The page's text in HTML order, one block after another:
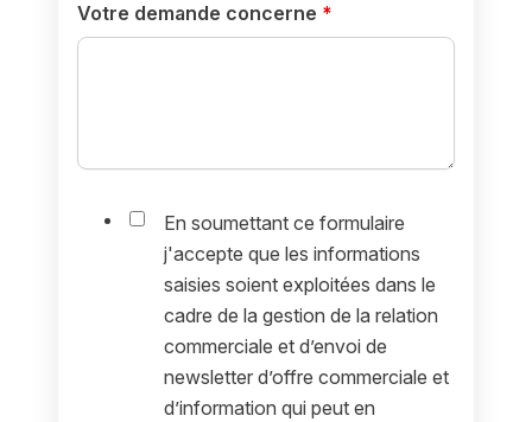
Votre demande concerne *
En soumettant ce formulaire
j'accepte que les informations
saisies soient exploitées dans le
cadre de la gestion de la relation
commerciale et d’envoi de
newsletter d’offre commerciale et
d’information qui peut en